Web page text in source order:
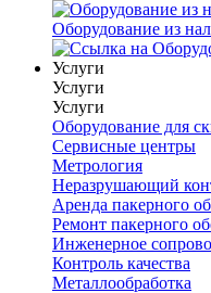
Оборудование из
Услуги
Услуги
Услуги
Оборудование для
Сервисные центры
Метрология
Неразрушающий
Аренда пакерного
Ремонт пакерного
Инженерное
Контроль качества
Металлообработка